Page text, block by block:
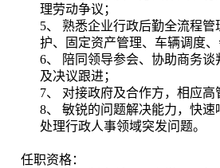
理劳动争议；
5、 熟悉企业行政后勤全流程
护、固定资产管理、车辆调度、
6、 陪同领导参会、协助商务
及决议跟进；
7、 对接政府及合作方，相应高
8、 敏锐的问题解决能力，快
处理行政人事领域突发问题。
任职资格：